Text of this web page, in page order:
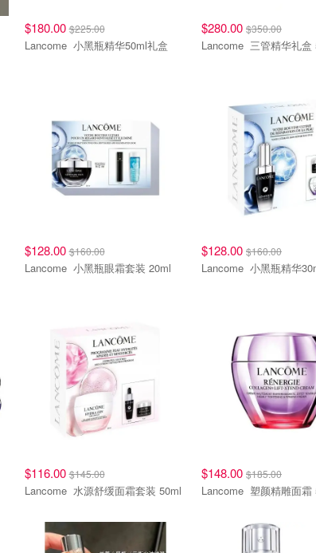
$180.00$225.00
Lancome 小黑瓶精华50ml礼盒
$280.00 $350.00
Lancome 三管精华
$128.00$160.00
Lancome 小黑瓶眼霜套装 20ml
$128.00 $160.00
Lancome 小黑瓶精
$116.00$145.00
Lancome 水源舒缓面霜套装 50ml
$148.00 $185.00
Lancome 塑颜精雕